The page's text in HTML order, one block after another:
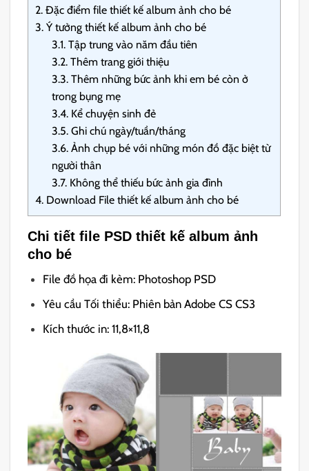
2. Đặc điểm file thiết kế album ảnh cho bé
3. Ý tưởng thiết kế album ảnh cho bé
3.1. Tập trung vào năm đầu tiên
3.2. Thêm trang giới thiệu
3.3. Thêm những bức ảnh khi em bé còn ở
trong bụng mẹ
3.4. Kể chuyện sinh đẻ
3.5. Ghi chú ngày/tuần/tháng
3.6. Ảnh chụp bé với những món đồ đặc biệt từ
người thân
3.7. Không thể thiếu bức ảnh gia đình
4. Download File thiết kế album ảnh cho bé
Chi tiết file PSD thiết kế album ảnh
cho bé
File đồ họa đi kèm: Photoshop PSD
Yêu cầu Tối thiểu: Phiên bản Adobe CS CS3
Kích thước in: 11,8×11,8